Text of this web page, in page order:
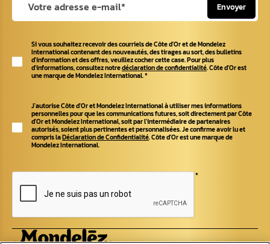
Envoyer
Si vous souhaitez recevoir des courriels de Côte d'Or et de Mondelez
International contenant des nouveautés, des tirages au sort, des bulletins
d'information et des offres, veuillez cocher cette case. Pour plus
d'informations, consultez notredéclaration de confidentialité. Côte d'Or est
une marque de Mondelez International.*
J'autorise Côte d'Or et Mondelez International à utiliser mes informations
personnelles pour que les communications futures, soit directement par Côte
d'Or et Mondelez International, soit par l'intermédiaire de partenaires
autorisés, soient plus pertinentes et personnalisées. Je confirme avoir lu et
compris laDéclaration de Confidentialité. Côte d'Or est une marque de
Mondelez International.
*